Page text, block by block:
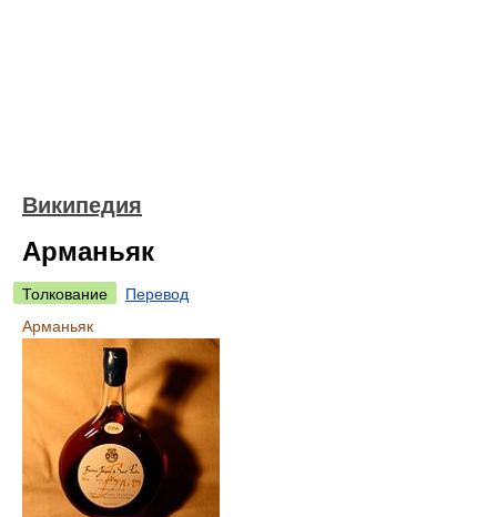
Википедия
Арманьяк
Толкование
Перевод
Арманьяк